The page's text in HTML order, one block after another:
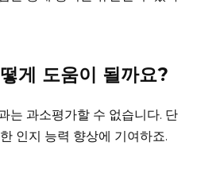
게 도움이 될까요?
는 과소평가할 수 없습니다. 단
인지 능력 향상에 기여하죠.